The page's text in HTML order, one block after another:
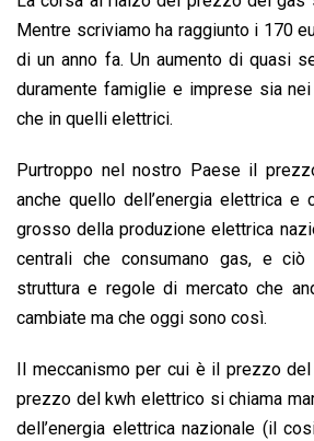
o
o
k
A
p
p
d
I
n
d
s
n
k
Mentre scriviamo ha raggiunto i 170
di un anno fa. Un aumento di quasi
duramente famiglie e imprese sia
che in quelli elettrici.
Purtroppo nel nostro Paese il
anche quello dell’energia elettrica e
grosso della produzione elettrica
centrali che consumano gas, e ciò
struttura e regole di mercato che
cambiate ma che oggi sono così.
Il meccanismo per cui è il prezzo
prezzo del kwh elettrico si chiama
dell’energia elettrica nazionale (il